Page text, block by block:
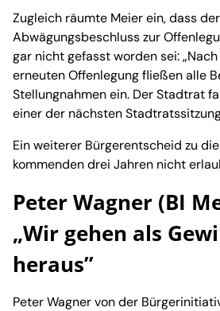
Zugleich räumte Meier ein, dass der
Abwägungsbeschluss zur
gar nicht gefasst worden sei:
erneuten Offenlegung fließen alle
Stellungnahmen ein. Der Stadtrat
einer der nächsten
Ein weiterer Bürgerentscheid zu
kommenden drei Jahren nicht
Peter Wagner (BI
„Wir gehen als
heraus”
Peter Wagner von der